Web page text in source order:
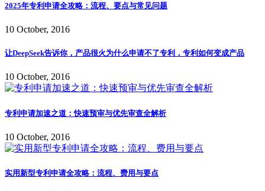
2025年专利申请全攻略：流程、要点与常见问题
10 October, 2016
让DeepSeek告诉你，产品很火为什么申请不了专利，专利如何变成产品
10 October, 2016
专利申请加速之道：快速预审与优先审查全解析
10 October, 2016
实用新型专利申请全攻略：流程、费用与要点